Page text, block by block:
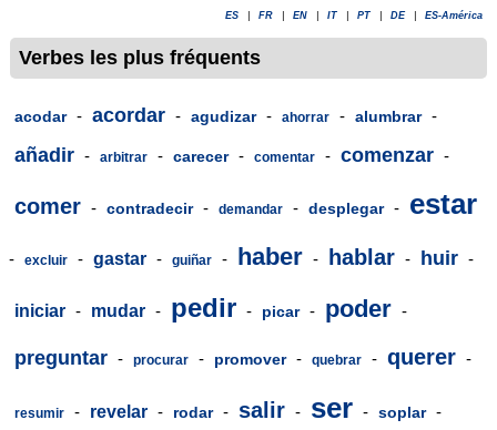
ES FR EN IT PT DE ES-América
Verbes les plus fréquents
acodar - acordar - agudizar - ahorrar - alumbrar -
añadir - arbitrar - carecer - comentar - comenzar -
comer - contradecir - demandar - desplegar - estar
- excluir - gastar - guiñar - haber - hablar - huir -
iniciar - mudar - pedir - picar - poder -
preguntar - procurar - promover - quebrar - querer -
resumir - revelar - rodar - salir - ser - soplar -